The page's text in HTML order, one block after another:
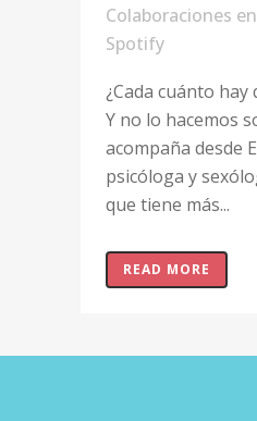
Colaboraciones
Spotify
¿Cada cuánto hay
Y no lo hacemos
acompaña desde
psicóloga y
que tiene más...
READ MORE